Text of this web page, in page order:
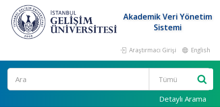
Akademik Veri Yönetim
Sistemi
Araştırmacı Girişi English
Ara
Detaylı Arama